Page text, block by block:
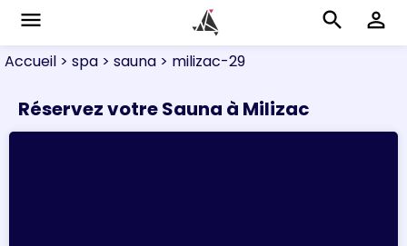
menu search perm_identity
Accueil > spa > sauna > milizac-29
Réservez votre Sauna à Milizac